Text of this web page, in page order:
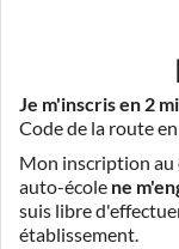
Je m'inscris en 2
Code de la route
Mon inscription au
auto-école ne
suis libre
établissement.